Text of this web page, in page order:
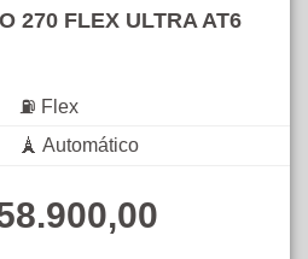
270 FLEX ULTRA AT6
⛽ Flex
🗼 Automático